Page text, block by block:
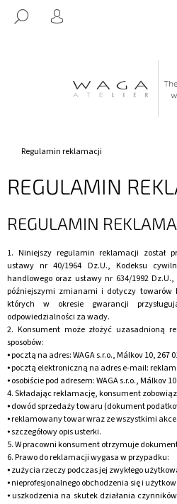
SZUKAJ
ZALOGUJ
Home
Regulamin reklamacji
REGULAMIN
REGULAMIN
1. Niniejszy regulamin reklamacji został
ustawy nr 40/1964 Dz.U., Kodeksu
handlowego oraz ustawy nr 634/1992
późniejszymi zmianami i dotyczy towarów
których w okresie gwarancji
odpowiedzialności za wady.
2. Konsument może złożyć uzasadnioną
sposobów:
⦁ pocztą na adres: WAGA s.r.o., Málkov 10, 267
⦁ pocztą elektroniczną na adres e-mail:
⦁ osobiście pod adresem: WAGA s.r.o., Málkov
4. Składając reklamację, konsument
⦁ dowód sprzedaży towaru (dokument
⦁ reklamowany towar wraz ze wszystkimi
⦁ szczegółowy opis usterki.
5. W pracowni konsument otrzymuje
6. Prawo do reklamacji wygasa w przypadku:
⦁ zużycia rzeczy podczas jej zwykłego
⦁ nieprofesjonalnego obchodzenia się i
⦁ uszkodzenia na skutek działania
O
Z
K
S
Z
?
SZUKAJ
P
O
L
E
C
A